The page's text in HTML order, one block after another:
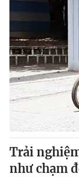
Trải
như chạm